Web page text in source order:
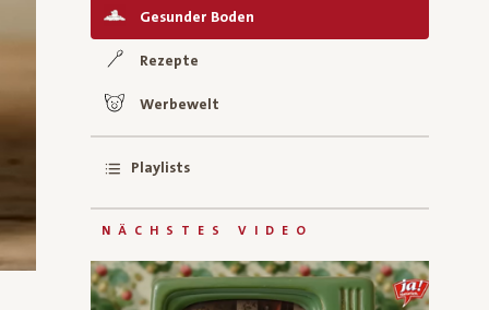
Gesunder Boden
Rezepte
Werbewelt
Playlists
NÄCHSTES VIDEO